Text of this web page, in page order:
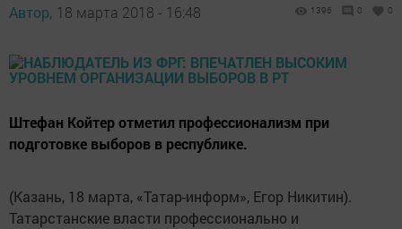
Автор, 18 марта 2018 - 16:48 1396 0 0
Штефан Койтер отметил профессионализм при
подготовке выборов в республике.
(Казань, 18 марта, «Татар-информ», Егор Никитин).
Татарстанские власти профессионально и